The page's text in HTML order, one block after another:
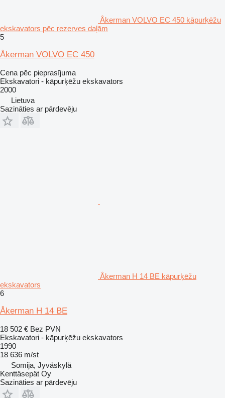
Åkerman VOLVO EC 450 kāpurķēžu
ekskavators pēc rezerves daļām
5
Åkerman VOLVO EC 450
Cena pēc pieprasījuma
Ekskavatori - kāpurķēžu ekskavators
2000
Lietuva
Sazināties ar pārdevēju
Åkerman H 14 BE kāpurķēžu
ekskavators
6
Åkerman H 14 BE
18 502 € Bez PVN
Ekskavatori - kāpurķēžu ekskavators
1990
18 636 m/st
Somija, Jyväskylä
Kenttäsepät Oy
Sazināties ar pārdevēju